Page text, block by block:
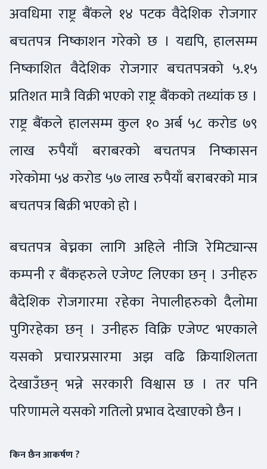
अवधिमा राष्ट्र बैंकले १४ पटक वैदेशिक रोजगार
बचतपत्र निष्काशन गरेको छ । यद्यपि, हालसम्म
निष्काशित वैदेशिक रोजगार बचतपत्रको ५.१५
प्रतिशत मात्रै विक्री भएको राष्ट्र बैंकको तथ्यांक छ ।
राष्ट्र बैंकले हालसम्म कुल १० अर्ब ५८ करोड ७९
लाख रुपैयाँ बराबरको बचतपत्र निष्कासन
गरेकोमा ५४ करोड ५७ लाख रुपैयाँ बराबरको मात्र
बचतपत्र बिक्री भएको हो ।
बचतपत्र बेच्नका लागि अहिले नीजि रेमिट्यान्स
कम्पनी र बैंकहरुले एजेण्ट लिएका छन् । उनीहरु
बैदेशिक रोजगारमा रहेका नेपालीहरुको दैलोमा
पुगिरहेका छन् । उनीहरु विक्रि एजेण्ट भएकाले
यसको प्रचारप्रसारमा अझ वढि क्रियाशिलता
देखाउँछन् भन्ने सरकारी विश्वास छ । तर पनि
परिणामले यसको गतिलो प्रभाव देखाएको छैन ।
किन छैन आकर्षण ?